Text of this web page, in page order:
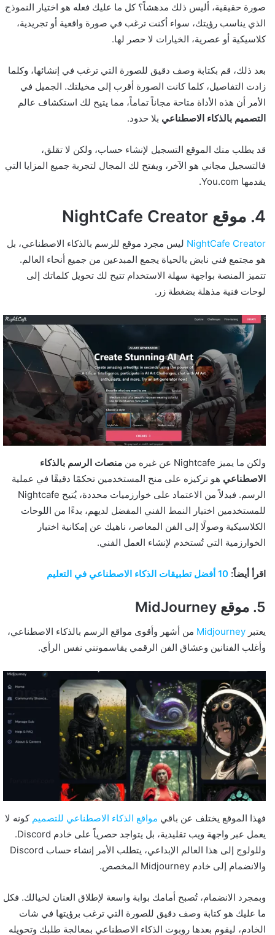
صورة حقيقية، أليس ذلك مدهشاً؟ كل ما عليك فعله هو اختيار النموذج
الذي يناسب رؤيتك، سواء أكنت ترغب في صورة واقعية أو تجريدية،
كلاسيكية أو عصرية، الخيارات لا حصر لها.
بعد ذلك، قم بكتابة وصف دقيق للصورة التي ترغب في إنشائها، وكلما
زادت التفاصيل، كلما كانت الصورة أقرب إلى مخيلتك. الجميل في
الأمر أن هذه الأداة متاحة مجاناً تماماً، مما يتيح لك استكشاف عالم
التصميم بالذكاء الاصطناعي بلا حدود.
قد يطلب منك الموقع التسجيل لإنشاء حساب، ولكن لا تقلق،
فالتسجيل مجاني هو الآخر، ويفتح لك المجال لتجربة جميع المزايا التي
يقدمها You.com.
4. موقع NightCafe Creator
NightCafe Creator ليس مجرد موقع للرسم بالذكاء الاصطناعي، بل
هو مجتمع فني نابض بالحياة يجمع المبدعين من جميع أنحاء العالم.
تتميز المنصة بواجهة سهلة الاستخدام تتيح لك تحويل كلماتك إلى
لوحات فنية مذهلة بضغطة زر.
ولكن ما يميز Nightcafe عن غيره من
منصات الرسم بالذكاء
الاصطناعي هو تركيزه على منح المستخدمين تحكمًا دقيقًا في عملية
الرسم. فبدلاً من الاعتماد على خوارزميات محددة، يُتيح Nightcafe
للمستخدمين اختيار النمط الفني المفضل لديهم، بدءًا من اللوحات
الكلاسيكية وصولًا إلى الفن المعاصر، ناهيك عن إمكانية اختيار
الخوارزمية التي تُستخدم لإنشاء العمل الفني.
اقرأ أيضاً: 10 أفضل تطبيقات الذكاء الاصطناعي في التعليم
5. موقع MidJourney
يعتبر Midjourney من أشهر وأقوى مواقع الرسم بالذكاء الاصطناعي،
وأغلب الفنانين وعشاق الفن الرقمي يقاسمونني نفس الرأي.
فهذا الموقع يختلف عن باقي مواقع الذكاء الاصطناعي للتصميم كونه لا
يعمل عبر واجهة ويب تقليدية، بل يتواجد حصرياً على خادم Discord.
وللولوج إلى هذا العالم الإبداعي، يتطلب الأمر إنشاء حساب Discord
والانضمام إلى خادم Midjourney المخصص.
وبمجرد الانضمام، تُصبح أمامك بوابة واسعة لإطلاق العنان لخيالك. فكل
ما عليك هو كتابة وصف دقيق للصورة التي ترغب برؤيتها في شات
الخادم، ليقوم بعدها روبوت الذكاء الاصطناعي بمعالجة طلبك وتحويله